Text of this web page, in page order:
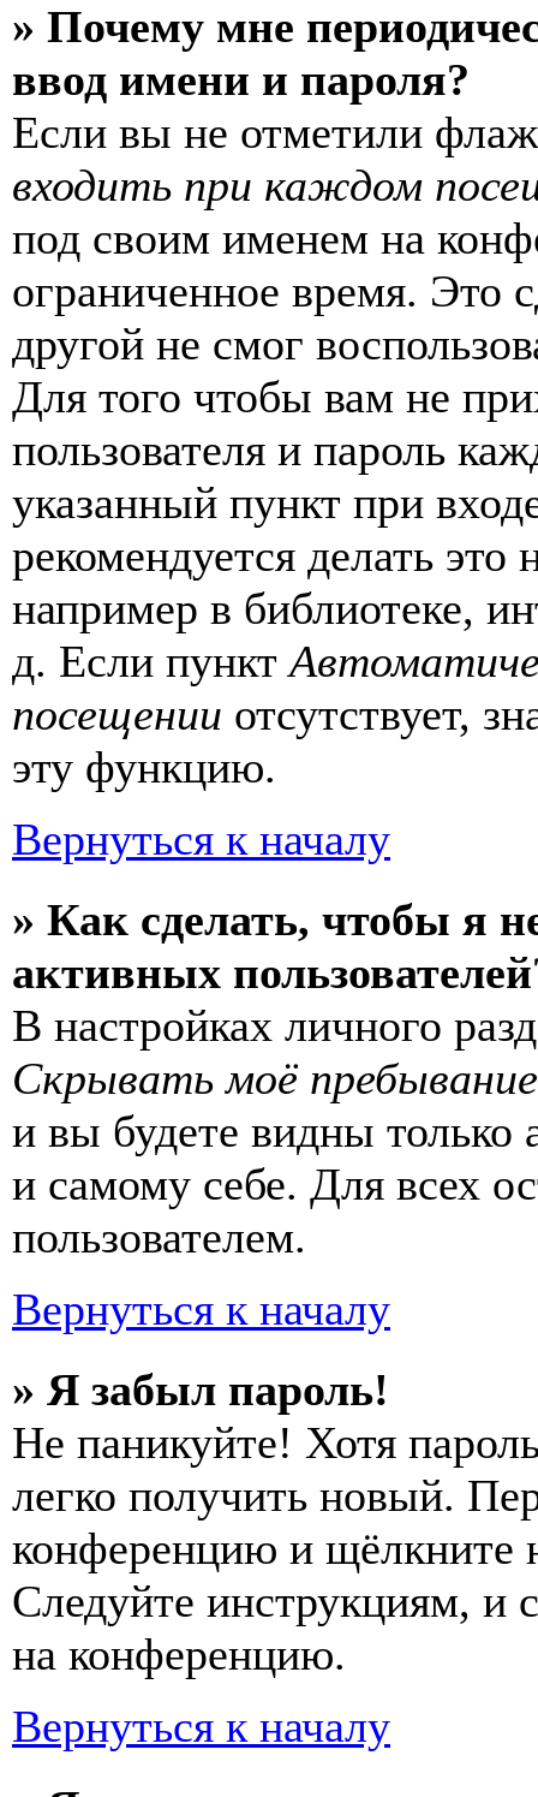
» Почему мне
ввод имени и пароля?
Если вы не отметили
входить при каждом
под своим именем на
ограниченное время. Это
другой не смог
Для того чтобы вам не
пользователя и пароль
указанный пункт при
рекомендуется делать
например в библиотеке,
д. Если пункт
посещении отсутствует,
эту функцию.
Вернуться к началу
» Как сделать, чтобы я
активных
В настройках личного
Скрывать моё
и вы будете видны только
и самому себе. Для всех
пользователем.
Вернуться к началу
» Я забыл пароль!
Не паникуйте! Хотя
легко получить новый.
конференцию и щёлкните
Следуйте инструкциям, и
на конференцию.
Вернуться к началу